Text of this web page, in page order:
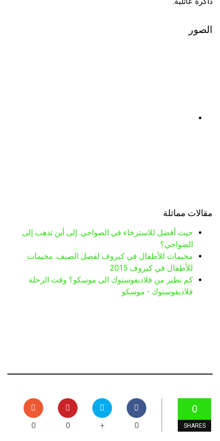
الصور
مقالات مماثلة
حيث أفضل للاسترخاء في الضواحي. إلى أين تذهب إلى
الضواحي؟
مخيمات للأطفال في كيروف لفصل الصيف. مخيمات
للأطفال في كيروف 2015
كم تطير من فلاديفوستوك الى موسكو؟ وقت الرحلة
فلاديفوستوك - موسكو
0
SHARES
0
+
0
0